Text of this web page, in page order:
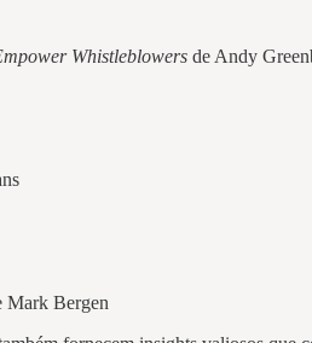
Whistleblowers de Andy
Mark Bergen